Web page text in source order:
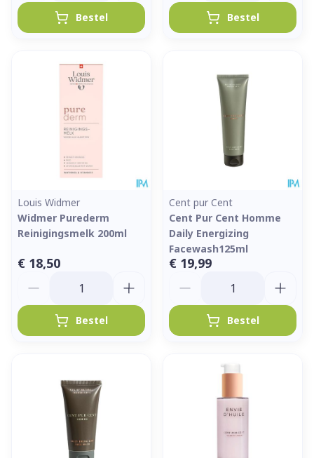
Bestel Bestel
Louis Widmer
Widmer Purederm
Reinigingsmelk 200ml
€ 18,50
Bestel
Cent pur Cent
Cent Pur Cent Homme
Daily Energizing
Facewash125ml
€ 19,99
Bestel